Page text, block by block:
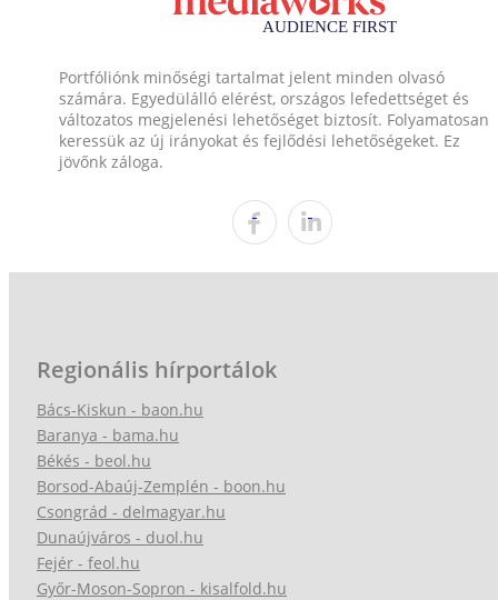
Portfóliónk minőségi tartalmat jelent minden olvasó
számára. Egyedülálló elérést, országos lefedettséget és
változatos megjelenési lehetőséget biztosít. Folyamatosan
keressük az új irányokat és fejlődési lehetőségeket. Ez
jövőnk záloga.
Regionális hírportálok
Bács-Kiskun - baon.hu
Baranya - bama.hu
Békés - beol.hu
Borsod-Abaúj-Zemplén - boon.hu
Csongrád - delmagyar.hu
Dunaújváros - duol.hu
Fejér - feol.hu
Győr-Moson-Sopron - kisalfold.hu